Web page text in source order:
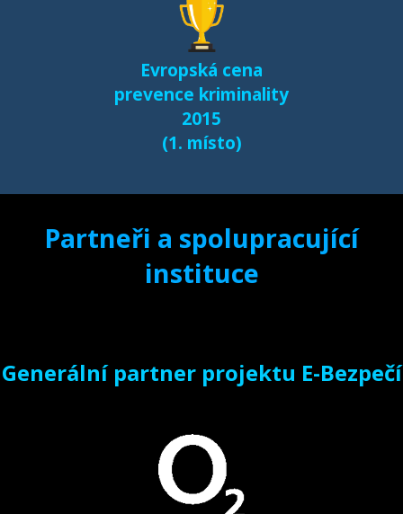
Evropská cena
prevence kriminality
2015
(1. místo)
Partneři a spolupracující
instituce
Generální partner projektu E-Bezpečí